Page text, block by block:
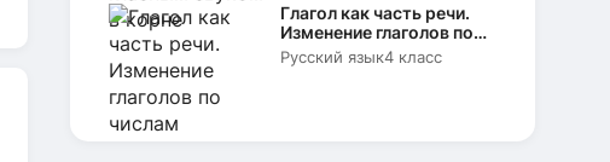
Глагол как часть речи.
Изменение глаголов по
числам
Русский язык4 класс